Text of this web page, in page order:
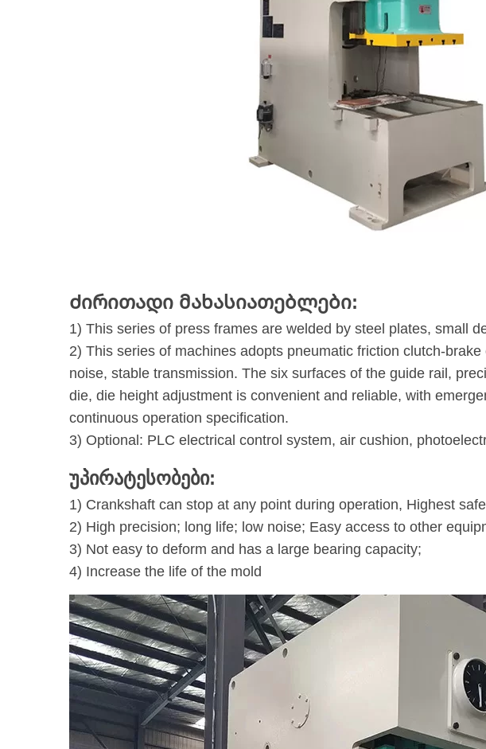
Ძირითადი მახასიათებლები:
1) This series of press frames are welded by steel plates, small
2) This series of machines adopts pneumatic friction clutch-
noise, stable transmission. The six surfaces of the guide rail,
die, die height adjustment is convenient and reliable, with
continuous operation specification.
3) Optional: PLC electrical control system, air cushion,
უპირატესობები:
1) Crankshaft can stop at any point during operation, Highest
2) High precision; long life; low noise; Easy access to other
3) Not easy to deform and has a large bearing capacity;
4) Increase the life of the mold